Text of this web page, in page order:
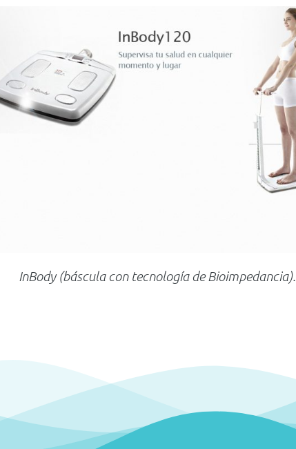
InBody (báscula con tecnología de Bioimpedancia).